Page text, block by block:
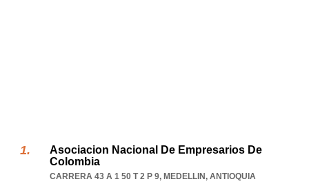
Asociacion Nacional De Empresarios De
Colombia
CARRERA 43 A 1 50 T 2 P 9, MEDELLIN, ANTIOQUIA